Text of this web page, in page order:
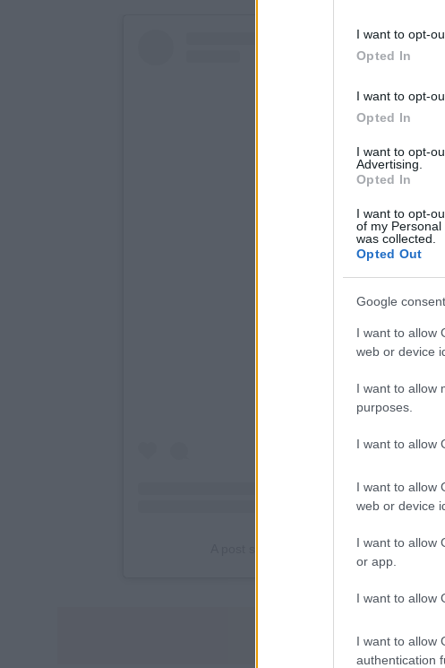
I want to opt-
Opted In
I want to opt-
Opted In
I want to opt-
Advertising.
Opted In
I want to opt-
of my
was collected.
Opted Out
Google
I want to allow
web or device
I want to allow
purposes.
I want to allow
I want to allow
web or device
I want to allow
or app.
I want to allow
I want to allow
authentication